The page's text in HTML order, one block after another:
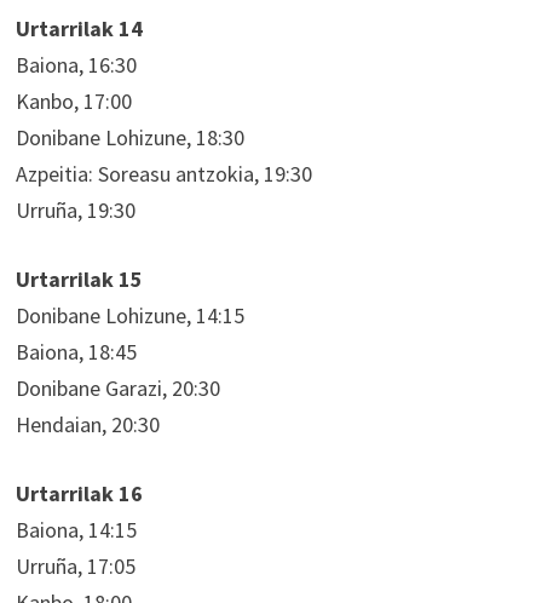
Urtarrilak 14
Baiona, 16:30
Kanbo, 17:00
Donibane Lohizune, 18:30
Azpeitia: Soreasu antzokia, 19:30
Urruña, 19:30
Urtarrilak 15
Donibane Lohizune, 14:15
Baiona, 18:45
Donibane Garazi, 20:30
Hendaian, 20:30
Urtarrilak 16
Baiona, 14:15
Urruña, 17:05